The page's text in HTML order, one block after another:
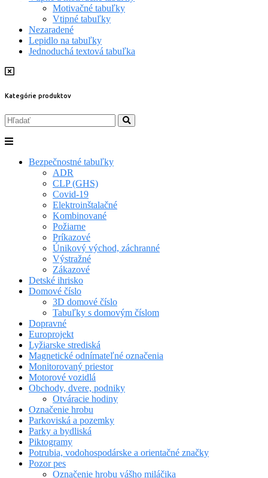
Motivačné tabuľky
Vtipné tabuľky
Nezaradené
Lepidlo na tabuľky
Jednoduchá textová tabuľka
Kategórie produktov
Bezpečnostné tabuľky
ADR
CLP (GHS)
Covid-19
Elektroinštalačné
Kombinované
Požiarne
Príkazové
Únikový východ, záchranné
Výstražné
Zákazové
Detské ihrisko
Domové číslo
3D domové číslo
Tabuľky s domovým číslom
Dopravné
Europrojekt
Lyžiarske strediská
Magnetické odnímateľné označenia
Monitorovaný priestor
Motorové vozidlá
Obchody, dvere, podniky
Otváracie hodiny
Označenie hrobu
Parkoviská a pozemky
Parky a bydliská
Piktogramy
Potrubia, vodohospodárske a orientačné značky
Pozor pes
Označenie hrobu vášho miláčika